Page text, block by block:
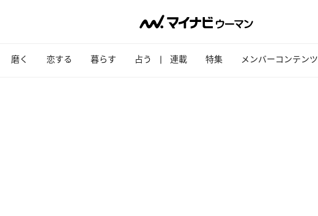
磨く 恋する 暮らす 占う 連載 特集 メンバーコンテンツ